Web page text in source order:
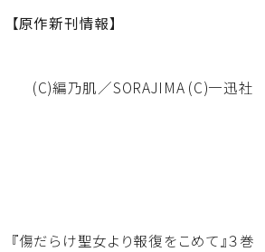
【原作新刊情報】
(C)編乃肌／SORAJIMA (C)一迅
『傷だらけ聖女より報復をこめて』３